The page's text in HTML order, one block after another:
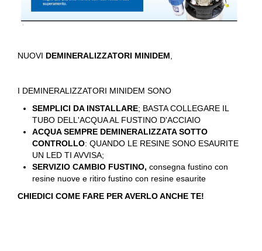
NUOVI DEMINERALIZZATORI MINIDEM
I DEMINERALIZZATORI MINIDEM SONO
SEMPLICI DA INSTALLARE; BASTA COLLEGARE IL
TUBO DELL'ACQUA AL FUSTINO D'ACCIAIO
ACQUA SEMPRE DEMINERALIZZATA SOTTO
CONTROLLO: QUANDO LE RESINE SONO ESAURITE
UN LED TI AVVISA;
SERVIZIO CAMBIO FUSTINO, consegna fustino con
resine nuove e ritiro fustino con resine esaurite
CHIEDICI COME FARE PER AVERLO ANCHE TE!